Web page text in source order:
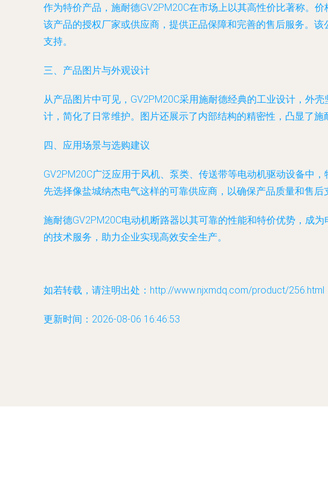
作为特价产品，施耐德GV2PM20C在市场上以其高性价比著称。
该产品的授权厂家或供应商，提供正品保障和完善的售后服务。
支持。
三、产品图片与外观设计
从产品图片中可见，GV2PM20C采用施耐德经典的工业设计，外
计，简化了日常维护。图片还展示了内部结构的精密性，凸显了施
四、应用场景与选购建议
GV2PM20C广泛应用于风机、泵类、传送带等电动机驱动设备中
先选择像盐城纳杰电气这样的可靠供应商，以确保产品质量和售后
施耐德GV2PM20C电动机断路器以其可靠的性能和特价优势，成
的技术服务，助力企业实现高效安全生产。
如若转载，请注明出处：http://www.njxmdq.com/product/256.html
更新时间：2026-08-06 16:46:53